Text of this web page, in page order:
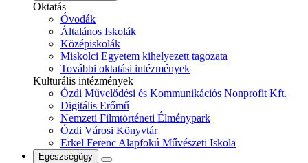
Oktatás
Óvodák
Általános Iskolák
Középiskolák
Miskolci Egyetem kihelyezett tagozata
További oktatási intézmények
Kulturális intézmények
Ózdi Művelődési és Kommunikációs Nonprofit Kft.
Digitális Erőmű
Nemzeti Filmtörténeti Élménypark
Ózdi Városi Könyvtár
Erkel Ferenc Alapfokú Művészeti Iskola
Egészségügy